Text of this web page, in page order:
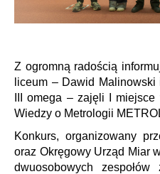
Z ogromną radością
liceum – Dawid Malinowski
III omega – zajęli I
Wiedzy o Metrologii
Konkurs, organizowany
oraz Okręgowy Urząd Miar
dwuosobowych